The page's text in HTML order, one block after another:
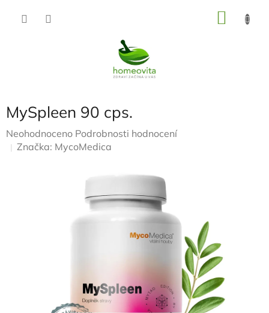
MySpleen 90 cps.
Průměrné
hodnocení
Neohodnoceno Podrobnosti hodnocení
Značka: MycoMedica